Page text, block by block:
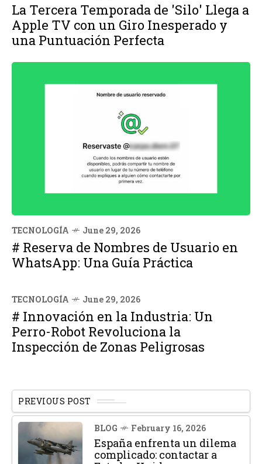
La Tercera Temporada de 'Silo' Llega a
Apple TV con un Giro Inesperado y
una Puntuación Perfecta
TECNOLOGÍA June 29, 2026
# Reserva de Nombres de Usuario en
WhatsApp: Una Guía Práctica
TECNOLOGÍA June 29, 2026
# Innovación en la Industria: Un
Perro-Robot Revoluciona la
Inspección de Zonas Peligrosas
PREVIOUS POST
BLOG February 16, 2026
España enfrenta un dilema
complicado: contactar a